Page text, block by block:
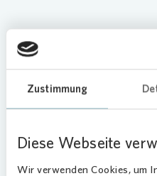
Zustimmung
Diese Webseite
Wir verwenden Cookies, um
Zu trockene
und plötzlichem
und Tierwelt